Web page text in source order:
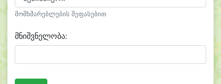
მომხმარებლების შეფასებით
მნიშვნელობა: